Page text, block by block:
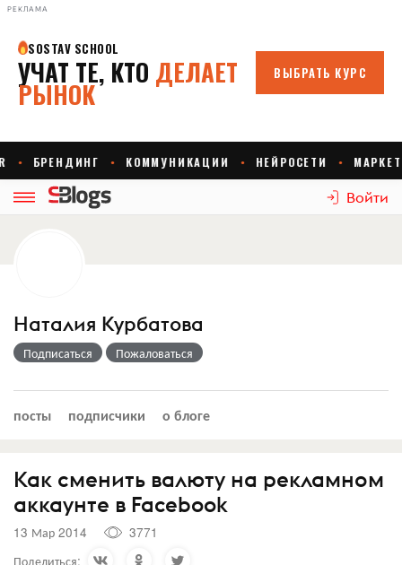
РЕКЛАМА
Войти
Наталия Курбатова
Подписаться Пожаловаться
посты подписчики о блоге
Как сменить валюту на рекламном
аккаунте в Facebook
13 Мар 2014
3771
Поделиться: